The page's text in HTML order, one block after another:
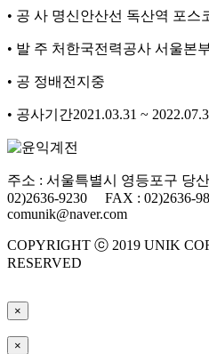
• 공 사 명신안산선 독산역 포스
• 발 주 처 한국전력공사 서울본
• 공 정배전지중
• 공사기간2021.03.31 ~
주소 : 서울특별시 영등포구 당
02)2636-9230 FAX : 02)2636-
comunik@naver.com
COPYRIGHT ⓒ 2019 UNIK
RESERVED
×
×